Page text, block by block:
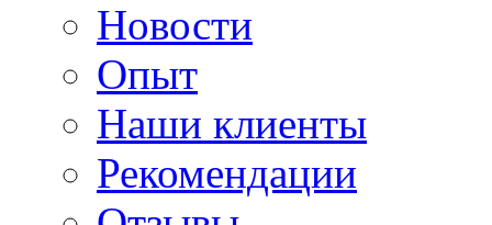
Новости
Опыт
Наши клиенты
Рекомендации